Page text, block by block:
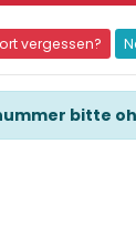
vergessen?
bitte